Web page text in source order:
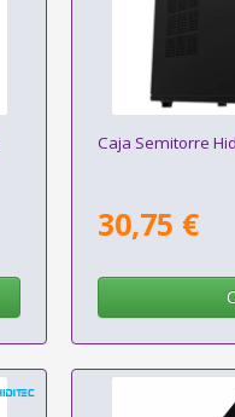
Caja Semitorre
30,75 €